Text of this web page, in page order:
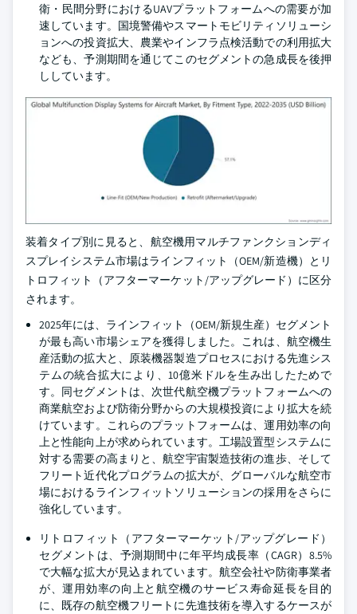
衛・民間分野におけるUAVプラットフォームへの需要が加
速しています。国境警備やスマートモビリティソリューシ
ョンへの投資拡大、農業やインフラ点検活動での利用拡大
なども、予測期間を通じてこのセグメントの急成長を後押
ししています。
装着タイプ別に見ると、航空機用マルチファンクションディ
スプレイシステム市場はラインフィット（OEM/新造機）とリ
トロフィット（アフターマーケット/アップグレード）に区分
されます。
2025年には、ラインフィット（OEM/新規生産）セグメント
が最も高い市場シェアを獲得しました。これは、航空機生
産活動の拡大と、原装機器製造プロセスにおける先進シス
テムの統合拡大により、10億米ドルを生み出したためで
す。同セグメントは、次世代航空機プラットフォームへの
商業航空および防衛分野からの大規模投資により拡大を続
けています。これらのプラットフォームは、運用効率の向
上と性能向上が求められています。工場設置型システムに
対する需要の高まりと、航空宇宙製造技術の進歩、そして
フリート近代化プログラムの拡大が、グローバルな航空市
場におけるラインフィットソリューションの採用をさらに
強化しています。
リトロフィット（アフターマーケット/アップグレード）
セグメントは、予測期間中に年平均成長率（CAGR）8.5%
で大幅な拡大が見込まれています。航空会社や防衛事業者
が、運用効率の向上と航空機のサービス寿命延長を目的
に、既存の航空機フリートに先進技術を導入するケースが